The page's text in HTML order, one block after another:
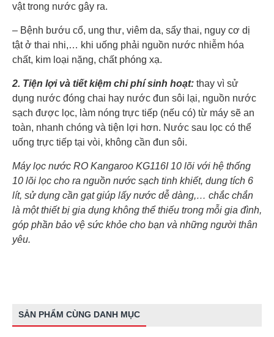
vật trong nước gây ra.
– Bệnh bướu cổ, ung thư, viêm da, sẩy thai, nguy cơ dị
tật ở thai nhi,… khi uống phải nguồn nước nhiễm hóa
chất, kim loại nặng, chất phóng xạ.
2. Tiện lợi và tiết kiệm chi phí sinh hoạt: thay vì sử
dụng nước đóng chai hay nước đun sôi lại, nguồn nước
sạch được lọc, làm nóng trực tiếp (nếu có) từ máy sẽ an
toàn, nhanh chóng và tiện lợi hơn. Nước sau lọc có thể
uống trực tiếp tại vòi, không cần đun sôi.
Máy lọc nước RO Kangaroo KG116I 10 lõi với hệ thống
10 lõi lọc cho ra nguồn nước sạch tinh khiết, dung tích 6
lít, sử dụng cần gạt giúp lấy nước dễ dàng,… chắc chắn
là một thiết bị gia dụng không thể thiếu trong mỗi gia đình,
góp phần bảo vệ sức khỏe cho bạn và những người thân
yêu.
SẢN PHẨM CÙNG DANH MỤC